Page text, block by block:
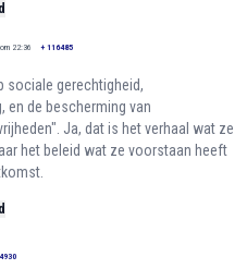
22:36 + 116485
sociale gerechtigheid,
en de bescherming van
Ja, dat is het verhaal wat ze
het beleid wat ze voorstaan heeft